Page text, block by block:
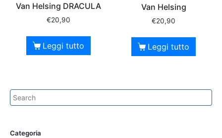
Van Helsing DRACULA
€20,90
Leggi tutto
Van Helsing
€20,90
Leggi tutto
Categoria